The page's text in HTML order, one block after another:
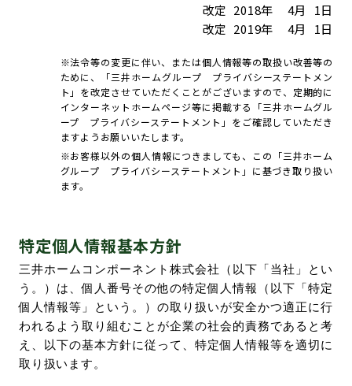
改定 2018年 4月
1日
改定 2019年 4月 1日
※法令等の変更に伴い、または個人情報等の取扱い改善等の
ために、「三井ホームグループ プライバシーステートメン
ト」を改定させていただくことがございますので、定期的に
インターネットホームページ等に掲載する「三井ホームグル
ープ プライバシーステートメント」をご確認していただき
ますようお願いいたします。
※お客様以外の個人情報につきましても、この「三井ホーム
グループ プライバシーステートメント」に基づき取り扱い
ます。
特定個人情報基本方針
三井ホームコンポーネント株式会社（以下「当社」とい
う。）は、個人番号その他の特定個人情報（以下「特定
個人情報等」という。）の取り扱いが安全かつ適正に行
われるよう取り組むことが企業の社会的責務であると考
え、以下の基本方針に従って、特定個人情報等を適切に
取り扱います。